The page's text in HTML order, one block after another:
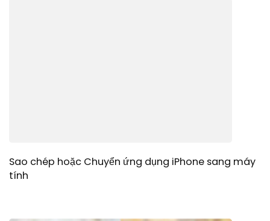
Sao chép hoặc Chuyển ứng dụng iPhone sang máy
tính